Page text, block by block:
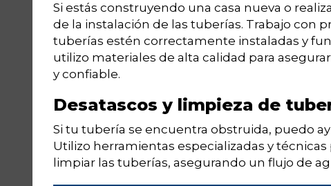
Si estás construyendo una casa nueva o
de la instalación de las tuberías. Trabajo con
tuberías estén correctamente instaladas y
utilizo materiales de alta calidad para
y confiable.
Desatascos y limpieza de
Si tu tubería se encuentra obstruida, puedo
Utilizo herramientas especializadas y
limpiar las tuberías, asegurando un flujo de